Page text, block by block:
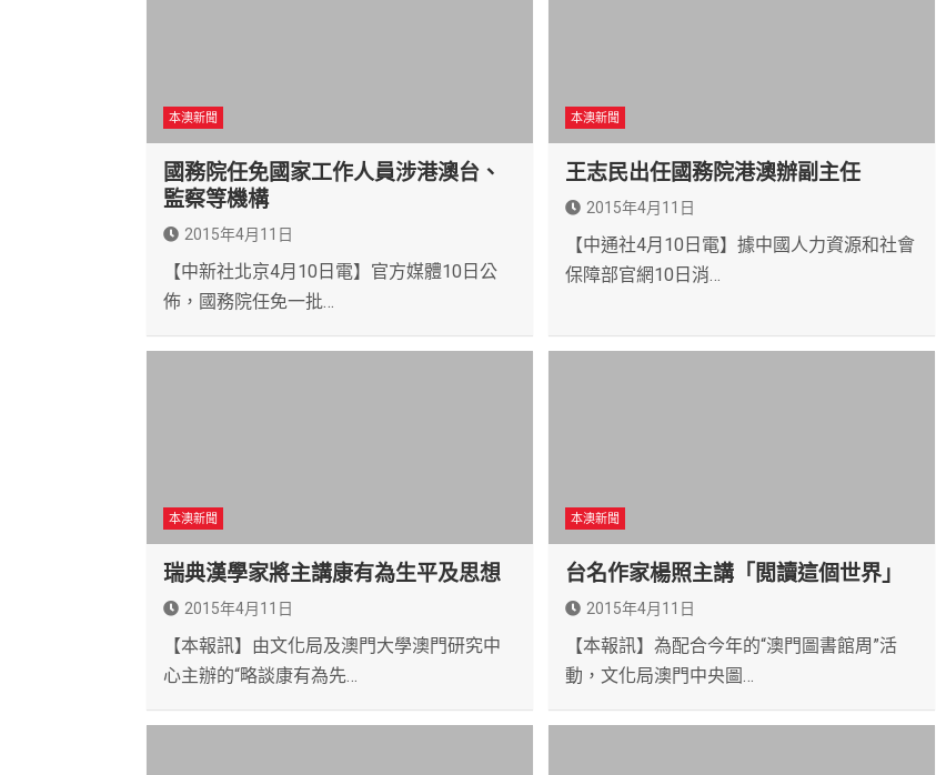
本澳新聞
國務院任免國家工作人員涉港澳台、
監察等機構
2015年4月11日
【中新社北京4月10日電】官方媒體10日公
佈，國務院任免一批…
本澳新聞
王志民出任國務院港澳辦副主任
2015年4月11日
【中通社4月10日電】據中國人力資源和社會
保障部官網10日消…
本澳新聞
瑞典漢學家將主講康有為生平及思想
2015年4月11日
【本報訊】由文化局及澳門大學澳門研究中
心主辦的“略談康有為先…
本澳新聞
台名作家楊照主講「閲讀這個世界」
2015年4月11日
【本報訊】為配合今年的“澳門圖書館周”活
動，文化局澳門中央圖…